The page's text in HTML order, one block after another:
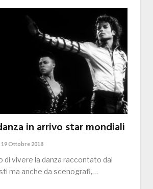
in arrivo star mondiali
19 Ottobre 2018
di vivere la danza raccontato dai
ma anche da scenografi,…